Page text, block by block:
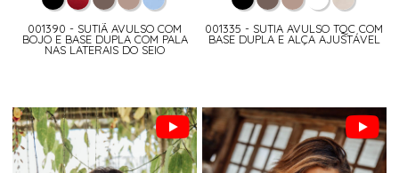
001390 - SUTIÃ AVULSO COM
BOJO E BASE DUPLA COM PALA
NAS LATERAIS DO SEIO
001335 - SUTIA AVULSO TQC COM
BASE DUPLA E ALÇA AJUSTÁVEL